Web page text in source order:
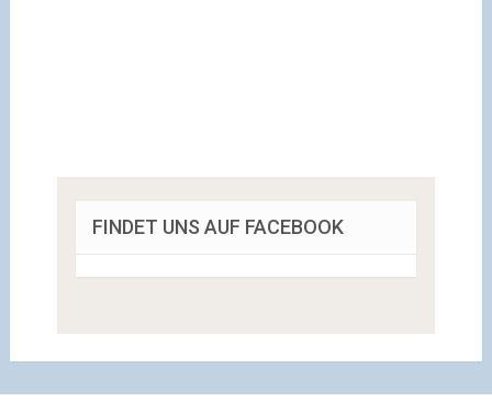
FINDET UNS AUF FACEBOOK